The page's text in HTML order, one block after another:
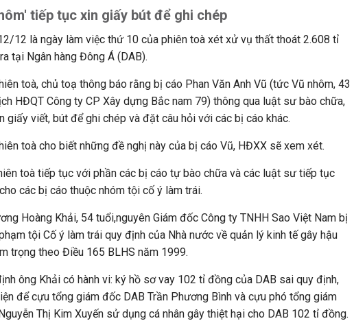
tiếp tục xin giấy bút để ghi chép
12 là ngày làm việc thứ 10 của phiên toà xét xử vụ thất thoát 2.608 tỉ
tại Ngân hàng Đông Á (DAB).
toà, chủ toạ thông báo rằng bị cáo Phan Văn Anh Vũ (tức Vũ nhôm, 43
HĐQT Công ty CP Xây dựng Bắc nam 79) thông qua luật sư bào chữa,
giấy viết, bút để ghi chép và đặt câu hỏi với các bị cáo khác.
toà cho biết những đề nghị này của bị cáo Vũ, HĐXX sẽ xem xét.
toà tiếp tục với phần các bị cáo tự bào chữa và các luật sư tiếp tục
các bị cáo thuộc nhóm tội cố ý làm trái.
Hoàng Khải, 54 tuổi,nguyên Giám đốc Công ty TNHH Sao Việt Nam bị
tội Cố ý làm trái quy định của Nhà nước về quản lý kinh tế gây hậu
trọng theo Điều 165 BLHS năm 1999.
ông Khải có hành vi: ký hồ sơ vay 102 tỉ đồng của DAB sai quy định,
để cựu tổng giám đốc DAB Trần Phương Bình và cựu phó tổng giám
Thị Kim Xuyến sử dụng cá nhân gây thiệt hại cho DAB 102 tỉ đồng.